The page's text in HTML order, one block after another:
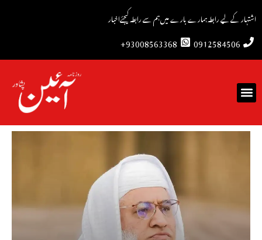
اشتہار کے لیے رابطہہمارے بارے میںہم سے رابطہ کیجئےاخبار
0912584506
93008563368+